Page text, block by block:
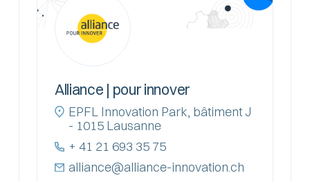
Alliance | pour innover
EPFL Innovation Park, bâtiment J
- 1015 Lausanne
+ 41 21 693 35 75
alliance@alliance-innovation.ch